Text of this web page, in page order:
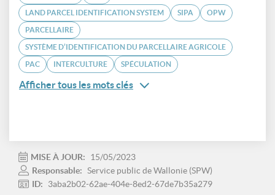
LAND PARCEL IDENTIFICATION SYSTEM SIPA OPW
PARCELLAIRE
SYSTÈME D’IDENTIFICATION DU PARCELLAIRE AGRICOLE
PAC INTERCULTURE SPÉCULATION
Afficher tous les mots clés
MISE À JOUR:
15/05/2023
Responsable: Service public de Wallonie (SPW)
ID:
3aba2b02-62ae-404e-8ed2-67de7b35a279